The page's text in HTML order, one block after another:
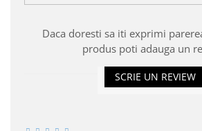
Daca doresti sa iti exprimi
produs poti adauga un
SCRIE UN REVIEW